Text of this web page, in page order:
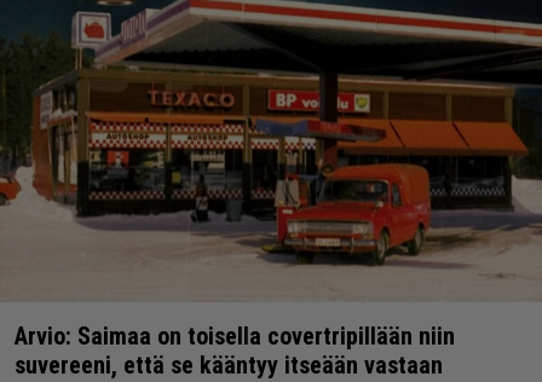
Arvio: Saimaa on toisella covertripillään niin
suvereeni, että se kääntyy itseään vastaan